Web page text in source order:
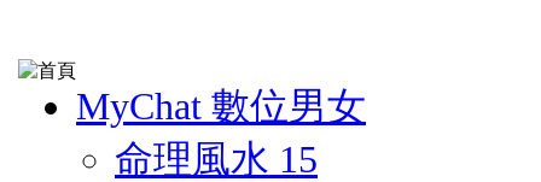
MyChat 數位男女
命理風水 15